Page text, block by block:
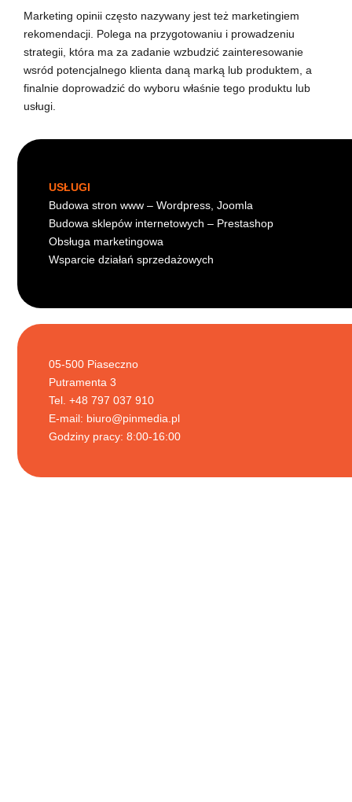
Marketing opinii często nazywany jest też marketingiem
rekomendacji. Polega na przygotowaniu i prowadzeniu
strategii, która ma za zadanie wzbudzić zainteresowanie
wsród potencjalnego klienta daną marką lub produktem, a
finalnie doprowadzić do wyboru właśnie tego produktu lub
usługi.
USŁUGI
Budowa stron www – Wordpress, Joomla
Budowa sklepów internetowych – Prestashop
Obsługa marketingowa
Wsparcie działań sprzedażowych
05-500 Piaseczno
Putramenta 3
Tel. +48 797 037 910
E-mail: biuro@pinmedia.pl
Godziny pracy: 8:00-16:00